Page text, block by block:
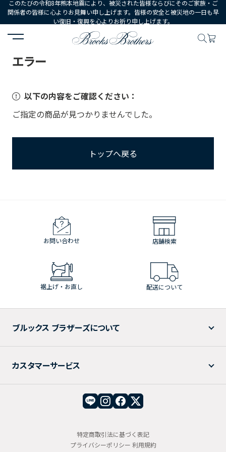
このたびの令和8年熊本地震により、被災された皆様ならびにそのご家族・ご
関係者の皆様に心よりお見舞い申し上げます。皆様の安全と被災地の一日も早
い復旧・復興を心よりお祈り申し上げます。
HOME
エラー
以下の内容をご確認ください：
ご指定の商品が見つかりませんでした。
トップへ戻る
お問い合わせ 店舗検索
裾上げ・お直し 配送について
ブルックス ブラザーズについて
カスタマーサービス
特定商取引法に基づく表記
プライバシーポリシー 利用規約